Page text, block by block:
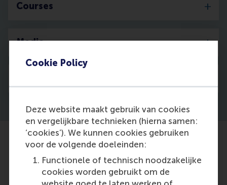
Cookie Policy
Deze website maakt gebruik van cookies
en vergelijkbare technieken (hierna samen:
‘cookies’). We kunnen cookies gebruiken
voor de volgende doeleinden:
Functionele of technisch noodzakelijke
cookies worden gebruikt om de
Courses
Media